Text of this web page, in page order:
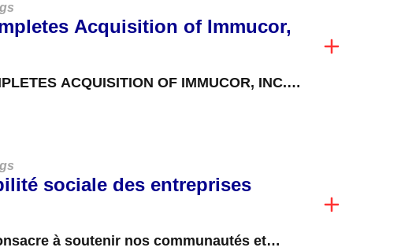
Acquisition of Immucor,
ACQUISITION OF IMMUCOR, INC.,
sociale des entreprises
à soutenir nos communautés et